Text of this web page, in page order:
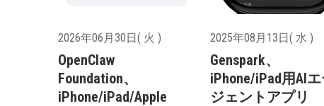
2026年06月30日( 火 )
OpenClaw
Foundation、
iPhone/iPad/Apple
2025年08月13日( 水 )
Genspark、
iPhone/iPad用AI
ジェントアプリ